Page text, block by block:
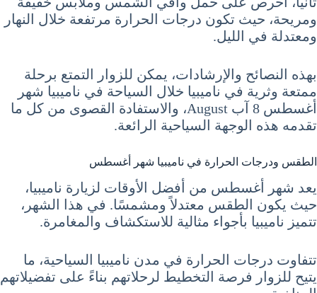
ومريحة، حيث تكون درجات الحرارة مرتفعة خلال النهار
ومعتدلة في الليل.
بهذه النصائح والإرشادات، يمكن للزوار التمتع برحلة
ممتعة وثرية في ناميبيا خلال السياحة في ناميبيا شهر
أغسطس 8 آب August، والاستفادة القصوى من كل ما
تقدمه هذه الوجهة السياحية الرائعة.
الطقس ودرجات الحرارة في ناميبيا شهر أغسطس
يعد شهر أغسطس من أفضل الأوقات لزيارة ناميبيا،
حيث يكون الطقس معتدلاً ومشمسًا. في هذا الشهر،
تتميز ناميبيا بأجواء مثالية للاستكشاف والمغامرة.
تتفاوت درجات الحرارة في مدن ناميبيا السياحية، ما
يتيح للزوار فرصة التخطيط لرحلاتهم بناءً على تفضيلاتهم